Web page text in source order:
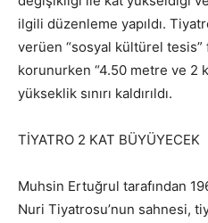
ilgili düzenleme yapıldı.
verüen “sosyal kültürel
korunurken “4.50 metre ve 2
yükseklik sınırı kaldırıldı.
TİYATRO 2 KAT BÜYÜYECEK
Muhsin Ertuğrul tarafından
Nuri Tiyatrosu’nun sahnesi,